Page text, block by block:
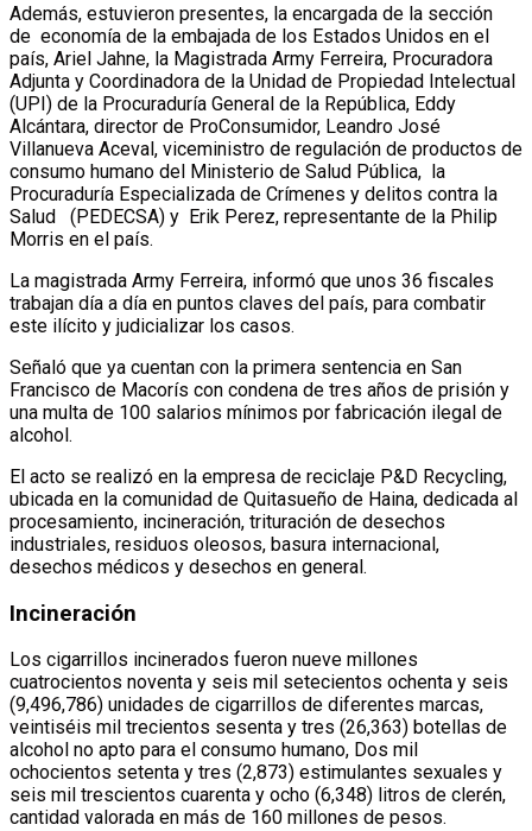
Además, estuvieron presentes, la encargada de la sección
de economía de la embajada de los Estados Unidos en el
país, Ariel Jahne, la Magistrada Army Ferreira, Procuradora
Adjunta y Coordinadora de la Unidad de Propiedad Intelectual
(UPI) de la Procuraduría General de la República, Eddy
Alcántara, director de ProConsumidor, Leandro José
Villanueva Aceval, viceministro de regulación de productos de
consumo humano del Ministerio de Salud Pública, la
Procuraduría Especializada de Crímenes y delitos contra la
Salud (PEDECSA) y Erik Perez, representante de la Philip
Morris en el país.
La magistrada Army Ferreira, informó que unos 36 fiscales
trabajan día a día en puntos claves del país, para combatir
este ilícito y judicializar los casos.
Señaló que ya cuentan con la primera sentencia en San
Francisco de Macorís con condena de tres años de prisión y
una multa de 100 salarios mínimos por fabricación ilegal de
alcohol.
El acto se realizó en la empresa de reciclaje P&D Recycling,
ubicada en la comunidad de Quitasueño de Haina, dedicada al
procesamiento, incineración, trituración de desechos
industriales, residuos oleosos, basura internacional,
desechos médicos y desechos en general.
Incineración
Los cigarrillos incinerados fueron nueve millones
cuatrocientos noventa y seis mil setecientos ochenta y seis
(9,496,786) unidades de cigarrillos de diferentes marcas,
veintiséis mil trecientos sesenta y tres (26,363) botellas de
alcohol no apto para el consumo humano, Dos mil
ochocientos setenta y tres (2,873) estimulantes sexuales y
seis mil trescientos cuarenta y ocho (6,348) litros de clerén,
cantidad valorada en más de 160 millones de pesos.